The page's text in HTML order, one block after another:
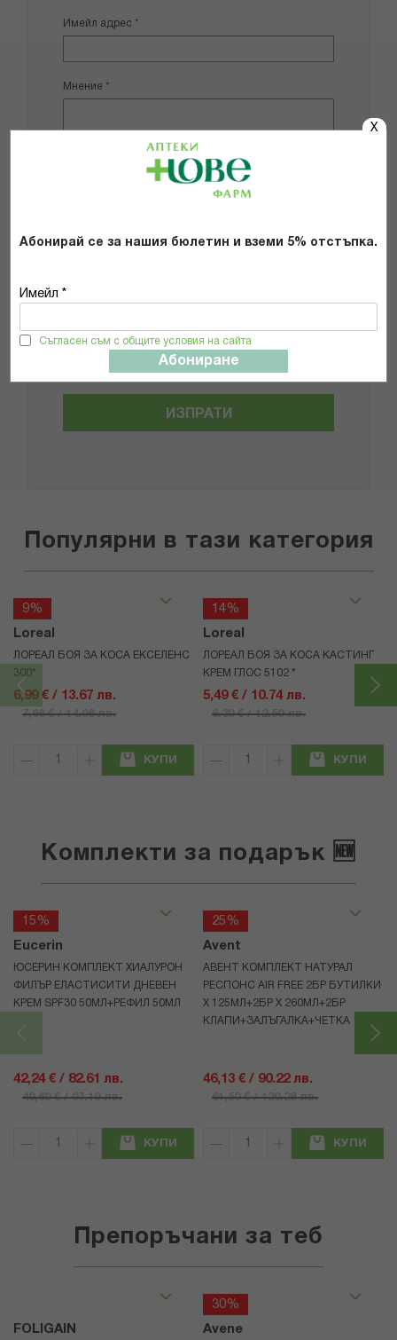
X
Абонирай се за нашия бюлетин и вземи 5% отстъпка.
Имейл *
Съгласен съм с общите условия на сайта
Абониране
Имейл адрес
Мнение
Общите условия и политиката за
поверителност *
ИЗПРАТИ
Популярни в тази категория
9%
Loreal
ЛОРЕАЛ БОЯ ЗА КОСА ЕКСЕЛЕНС
300*
6,99 € / 13.67 лв.
7,66 € / 14.98 лв.
КУПИ
14%
Loreal
ЛОРЕАЛ БОЯ ЗА КОСА КАСТИНГ
КРЕМ ГЛОС 5102 *
5,49 € / 10.74 лв.
6,39 € / 12.50 лв.
КУПИ
Комплекти за подарък 🆕
15%
Eucerin
ЮСЕРИН КОМПЛЕКТ ХИАЛУРОН
ФИЛЪР ЕЛАСТИСИТИ ДНЕВЕН
КРЕМ SPF30 50МЛ+РЕФИЛ 50МЛ
42,24 € / 82.61 лв.
49,69 € / 97.19 лв.
КУПИ
25%
Avent
АВЕНТ КОМПЛЕКТ НАТУРАЛ
РЕСПОНС AIR FREE 2БР БУТИЛКИ
Х 125МЛ+2БР Х 260МЛ+2БР
КЛАПИ+ЗАЛЪГАЛКА+ЧЕТКА
46,13 € / 90.22 лв.
61,50 € / 120.28 лв.
КУПИ
Препоръчани за теб
FOLIGAIN
30%
Avene